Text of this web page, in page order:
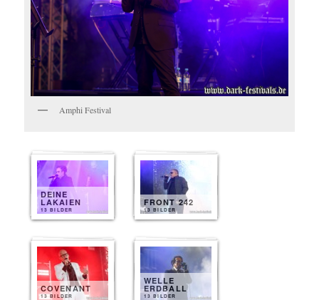
Amphi Festival
DEINE
LAKAIEN
13 BILDER
FRONT 242
13 BILDER
COVENANT
13 BILDER
WELLE
ERDBALL
13 BILDER